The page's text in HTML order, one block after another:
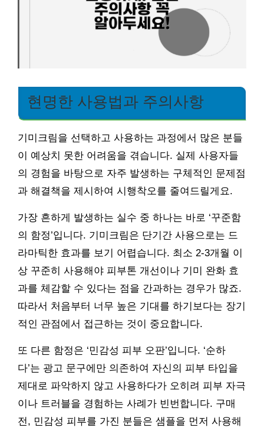
현명한 사용법과 주의사항
기미크림을 선택하고 사용하는 과정에서 많은 분들
이 예상치 못한 어려움을 겪습니다. 실제 사용자들
의 경험을 바탕으로 자주 발생하는 구체적인 문제점
과 해결책을 제시하여 시행착오를 줄여드릴게요.
가장 흔하게 발생하는 실수 중 하나는 바로 ‘꾸준함
의 함정’입니다. 기미크림은 단기간 사용으로는 드
라마틱한 효과를 보기 어렵습니다. 최소 2-3개월 이
상 꾸준히 사용해야 피부톤 개선이나 기미 완화 효
과를 체감할 수 있다는 점을 간과하는 경우가 많죠.
따라서 처음부터 너무 높은 기대를 하기보다는 장기
적인 관점에서 접근하는 것이 중요합니다.
또 다른 함정은 ‘민감성 피부 오판’입니다. ‘순하
다’는 광고 문구에만 의존하여 자신의 피부 타입을
제대로 파악하지 않고 사용하다가 오히려 피부 자극
이나 트러블을 경험하는 사례가 빈번합니다. 구매
전, 민감성 피부를 가진 분들은 샘플을 먼저 사용해